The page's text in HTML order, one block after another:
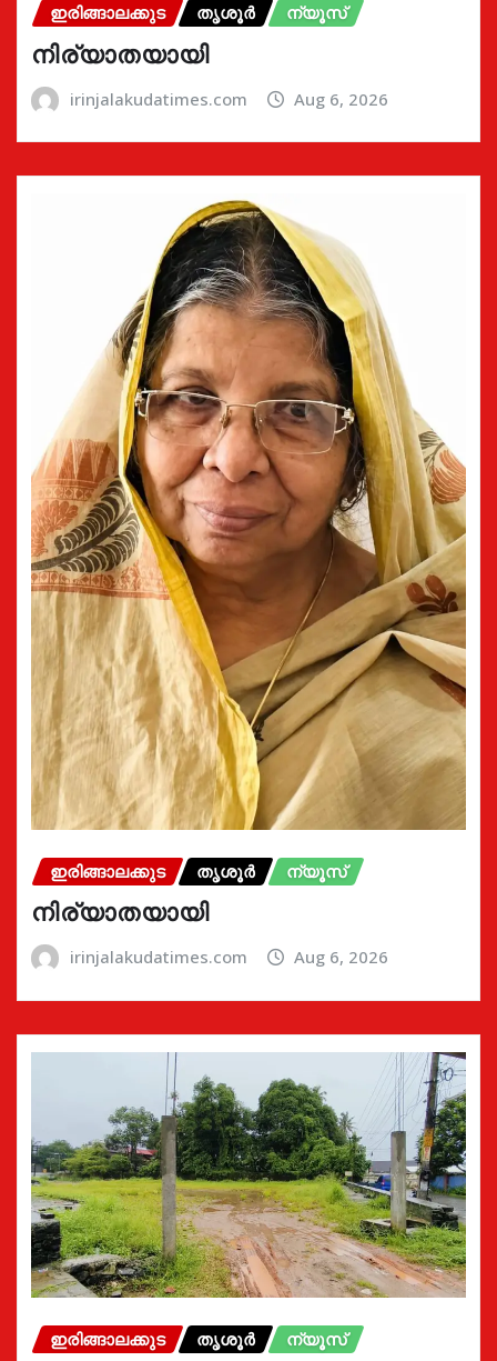
ഇരിങ്ങാലക്കുട തൃശൂർ ന്യൂസ്
നിര്യാതയായി
irinjalakudatimes.com Aug 6, 2026
ഇരിങ്ങാലക്കുട തൃശൂർ ന്യൂസ്
നിര്യാതയായി
irinjalakudatimes.com Aug 6, 2026
ഇരിങ്ങാലക്കുട തൃശൂർ ന്യൂസ്